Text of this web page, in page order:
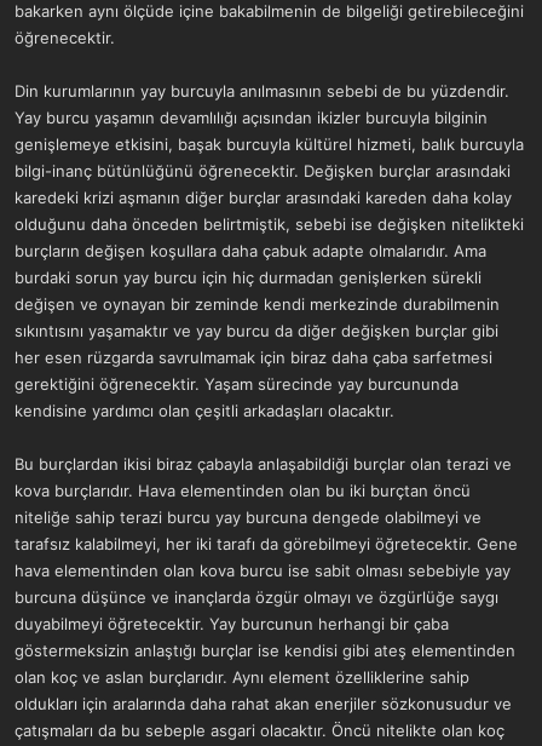
bakarken aynı ölçüde içine bakabilmenin de bilgeliği getirebileceğini
öğrenecektir.
Din kurumlarının yay burcuyla anılmasının sebebi de bu yüzdendir.
Yay burcu yaşamın devamlılığı açısından ikizler burcuyla bilginin
genişlemeye etkisini, başak burcuyla kültürel hizmeti, balık burcuyla
bilgi-inanç bütünlüğünü öğrenecektir. Değişken burçlar arasındaki
karedeki krizi aşmanın diğer burçlar arasındaki kareden daha kolay
olduğunu daha önceden belirtmiştik, sebebi ise değişken nitelikteki
burçların değişen koşullara daha çabuk adapte olmalarıdır. Ama
burdaki sorun yay burcu için hiç durmadan genişlerken sürekli
değişen ve oynayan bir zeminde kendi merkezinde durabilmenin
sıkıntısını yaşamaktır ve yay burcu da diğer değişken burçlar gibi
her esen rüzgarda savrulmamak için biraz daha çaba sarfetmesi
gerektiğini öğrenecektir. Yaşam sürecinde yay burcununda
kendisine yardımcı olan çeşitli arkadaşları olacaktır.
Bu burçlardan ikisi biraz çabayla anlaşabildiği burçlar olan terazi ve
kova burçlarıdır. Hava elementinden olan bu iki burçtan öncü
niteliğe sahip terazi burcu yay burcuna dengede olabilmeyi ve
tarafsız kalabilmeyi, her iki tarafı da görebilmeyi öğretecektir. Gene
hava elementinden olan kova burcu ise sabit olması sebebiyle yay
burcuna düşünce ve inançlarda özgür olmayı ve özgürlüğe saygı
duyabilmeyi öğretecektir. Yay burcunun herhangi bir çaba
göstermeksizin anlaştığı burçlar ise kendisi gibi ateş elementinden
olan koç ve aslan burçlarıdır. Aynı element özelliklerine sahip
oldukları için aralarında daha rahat akan enerjiler sözkonusudur ve
çatışmaları da bu sebeple asgari olacaktır. Öncü nitelikte olan koç